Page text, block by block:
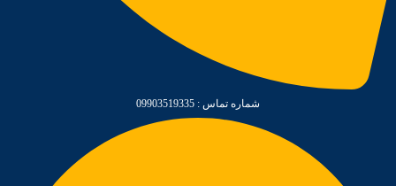
شماره تماس : 09903519335